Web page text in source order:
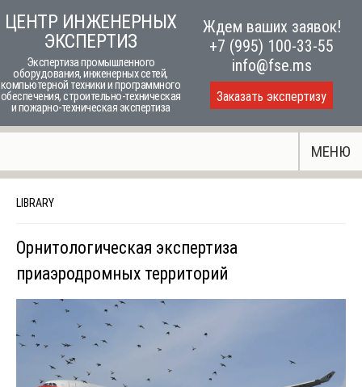
to
content
ЦЕНТР ИНЖЕНЕРНЫХ
ЭКСПЕРТИЗ
Экспертиза промышленного
оборудования, инженерных сетей,
компьютерной техники и программного
обеспечения, строительно-техническая
и пожарно-техническая экспертиза
Ждем ваших заявок!
+7 (995) 100-33-55
info@fse.ms
Заказать экспертизу
МЕНЮ
LIBRARY
Орнитологическая экспертиза
приаэродромных территорий